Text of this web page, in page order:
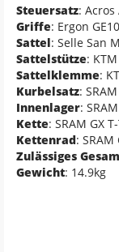
Steuersatz:
Griffe: Ergon
Sattel: Selle San
Sattelstütze:
Sattelklemme:
Kurbelsatz:
Innenlager:
Kette: SRAM GX
Kettenrad: SRAM
Zulässiges
Gewicht: 14.9kg